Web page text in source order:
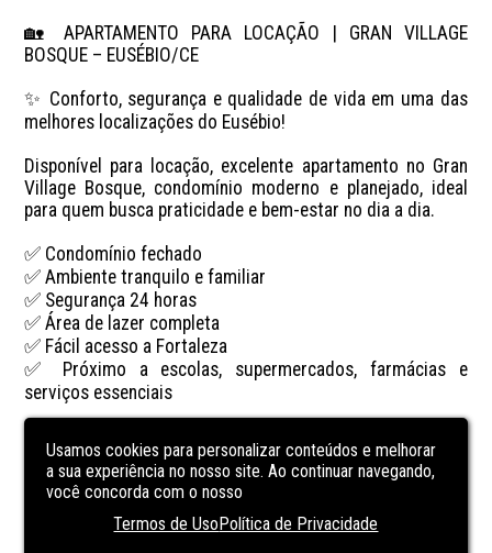
🏡 APARTAMENTO PARA LOCAÇÃO | GRAN VILLAGE
BOSQUE – EUSÉBIO/CE
✨ Conforto, segurança e qualidade de vida em uma das
melhores localizações do Eusébio!
Disponível para locação, excelente apartamento no Gran
Village Bosque, condomínio moderno e planejado, ideal
para quem busca praticidade e bem-estar no dia a dia.
✅ Condomínio fechado
✅ Ambiente tranquilo e familiar
✅ Segurança 24 horas
✅ Área de lazer completa
✅ Fácil acesso a Fortaleza
✅ Próximo a escolas, supermercados, farmácias e
serviços essenciais
para viver com conforto, segurança e comodidade, em
uma região que se destaca pelo crescimento e
valorização.
Usamos cookies para personalizar conteúdos e melhorar
a sua experiência no nosso site. Ao continuar navegando,
você concorda com o nosso
Termos de UsoPolítica de Privacidade